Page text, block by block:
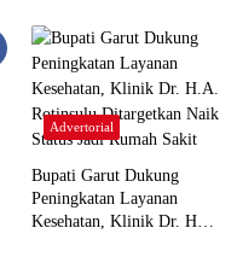
Advertorial
Bupati Garut Dukung
Peningkatan Layanan
Kesehatan, Klinik Dr. H.A.